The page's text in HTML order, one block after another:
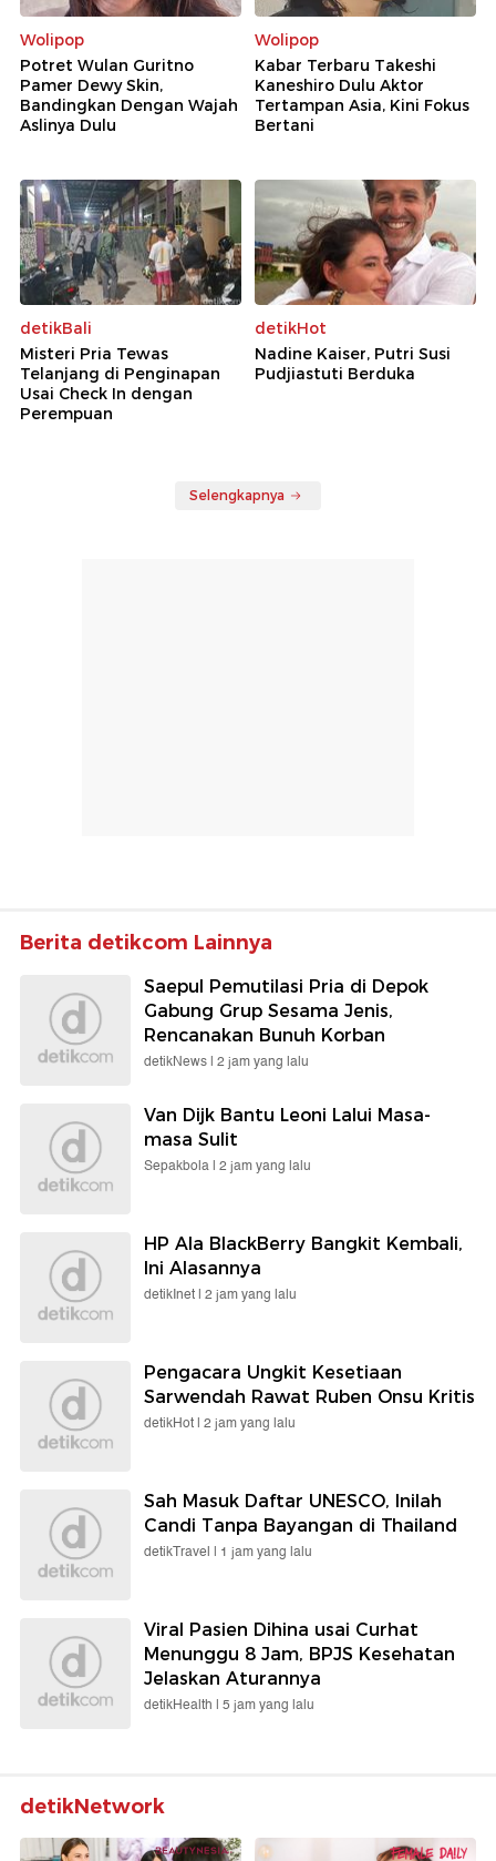
Wolipop
Potret Wulan Guritno
Pamer Dewy Skin,
Bandingkan Dengan Wajah
Aslinya Dulu
Wolipop
Kabar Terbaru Takeshi
Kaneshiro Dulu Aktor
Tertampan Asia, Kini Fokus
Bertani
detikBali
Misteri Pria Tewas
Telanjang di Penginapan
Usai Check In dengan
Perempuan
detikHot
Nadine Kaiser, Putri Susi
Pudjiastuti Berduka
Selengkapnya
Berita detikcom Lainnya
Saepul Pemutilasi Pria di Depok
Gabung Grup Sesama Jenis,
Rencanakan Bunuh Korban
detikNews | 2 jam yang lalu
Van Dijk Bantu Leoni Lalui Masa-
masa Sulit
Sepakbola | 2 jam yang lalu
HP Ala BlackBerry Bangkit Kembali,
Ini Alasannya
detikInet | 2 jam yang lalu
Pengacara Ungkit Kesetiaan
Sarwendah Rawat Ruben Onsu Kritis
detikHot | 2 jam yang lalu
Sah Masuk Daftar UNESCO, Inilah
Candi Tanpa Bayangan di Thailand
detikTravel | 1 jam yang lalu
Viral Pasien Dihina usai Curhat
Menunggu 8 Jam, BPJS Kesehatan
Jelaskan Aturannya
detikHealth | 5 jam yang lalu
detikNetwork